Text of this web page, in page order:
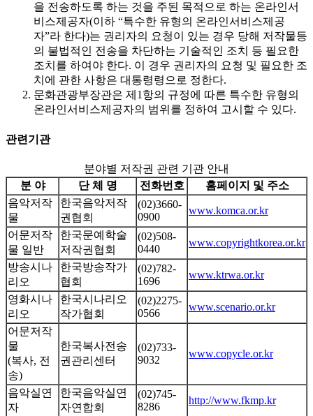
을 전송하도록 하는 것을 주된 목적으로 하는 온라인서
비스제공자(이하 “특수한 유형의 온라인서비스제공
자”라 한다)는 권리자의 요청이 있는 경우 당해 저작물등
의 불법적인 전송을 차단하는 기술적인 조치 등 필요한
조치를 하여야 한다. 이 경우 권리자의 요청 및 필요한 조
치에 관한 사항은 대통령령으로 정한다.
문화관광부장관은 제1항의 규정에 따른 특수한 유형의
온라인서비스제공자의 범위를 정하여 고시할 수 있다.
관련기관
분야별 저작권 관련 기관 안내
분 야
단 체 명 전화번호
홈페이지 및 주소
음악저작
물
한국음악저작
권협회
(02)3660-
0900
www.komca.or.kr
어문저작
물 일반
한국문예학술
저작권협회
(02)508-
0440
www.copyrightkorea.or.kr
방송시나
리오
한국방송작가
협회
(02)782-
1696
www.ktrwa.or.kr
영화시나
리오
한국시나리오
작가협회
(02)2275-
0566
www.scenario.or.kr
어문저작
물
(복사, 전
송)
한국복사전송
권관리센터
(02)733-
9032
www.copycle.or.kr
음악실연
자
한국음악실연
자연합회
(02)745-
8286
http://www.fkmp.kr